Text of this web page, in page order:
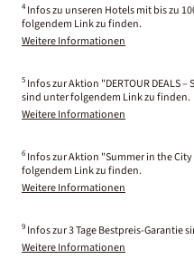
4 Infos zu unseren Hotels mit bis zu
folgendem Link zu finden.
Weitere Informationen
5 Infos zur Aktion "DERTOUR DEALS
sind unter folgendem Link zu finden.
Weitere Informationen
6 Infos zur Aktion "Summer in the
folgendem Link zu finden.
Weitere Informationen
9 Infos zur 3 Tage Bestpreis-
Weitere Informationen